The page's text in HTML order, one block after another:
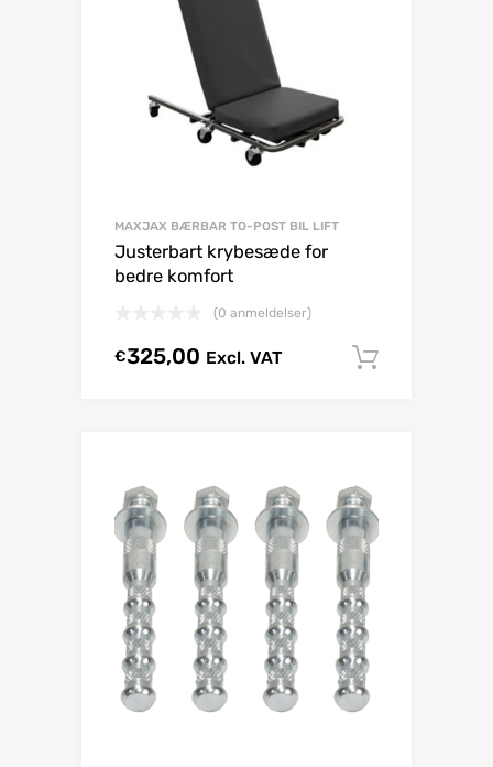
MAXJAX BÆRBAR TO-POST BIL LIFT
Justerbart krybesæde for
bedre komfort
(0 anmeldelser)
€325,00 Excl. VAT